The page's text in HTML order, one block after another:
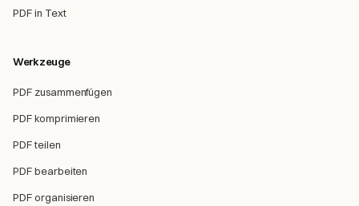
PDF in Text
Werkzeuge
PDF zusammenfügen
PDF komprimieren
PDF teilen
PDF bearbeiten
PDF organisieren